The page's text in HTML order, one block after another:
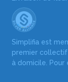
Simplifia est
premier collectif
à domicile. Pour